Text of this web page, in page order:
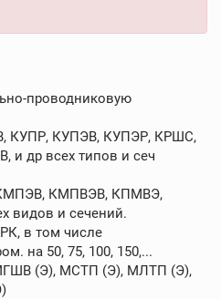
проводниковую
КУПР, КУПЭВ, КУПЭР, КРШС,
и др всех типов и сеч
КМПВЭВ, КПМВЭ,
видов и сечений.
в том числе
на 50, 75, 100, 150,...
(Э), МСТП (Э), МЛТП (Э),